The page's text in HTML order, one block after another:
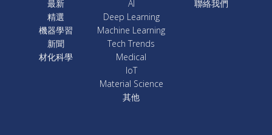
最新
精選
機器學習
新聞
材化科學
AI
Deep Learning
Machine Learning
Tech Trends
Medical
IoT
Material Science
其他
聯絡我們